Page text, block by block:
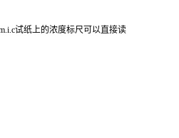
试纸上的浓度标尺可以直接读